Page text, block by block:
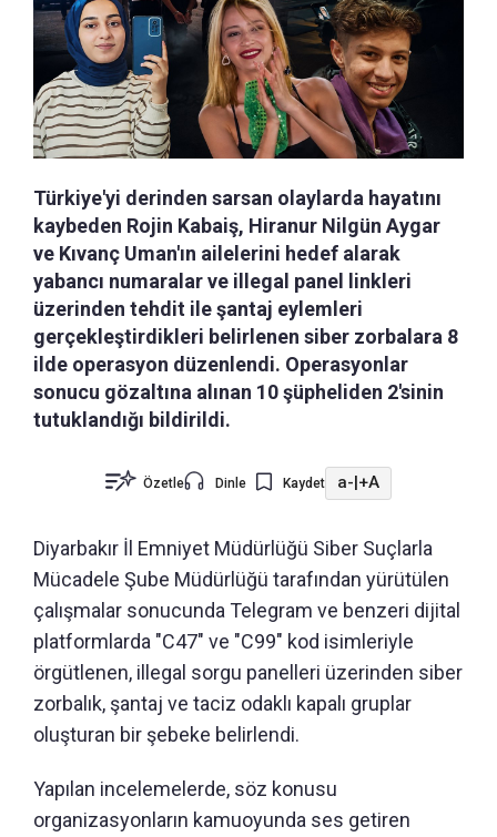
Türkiye'yi derinden sarsan olaylarda hayatını
kaybeden Rojin Kabaiş, Hiranur Nilgün Aygar
ve Kıvanç Uman'ın ailelerini hedef alarak
yabancı numaralar ve illegal panel linkleri
üzerinden tehdit ile şantaj eylemleri
gerçekleştirdikleri belirlenen siber zorbalara 8
ilde operasyon düzenlendi. Operasyonlar
sonucu gözaltına alınan 10 şüpheliden 2'sinin
tutuklandığı bildirildi.
Özetle Dinle Kaydet a-|+A
Diyarbakır İl Emniyet Müdürlüğü Siber Suçlarla
Mücadele Şube Müdürlüğü tarafından yürütülen
çalışmalar sonucunda Telegram ve benzeri dijital
platformlarda "C47" ve "C99" kod isimleriyle
örgütlenen, illegal sorgu panelleri üzerinden siber
zorbalık, şantaj ve taciz odaklı kapalı gruplar
oluşturan bir şebeke belirlendi.
Yapılan incelemelerde, söz konusu
organizasyonların kamuoyunda ses getiren